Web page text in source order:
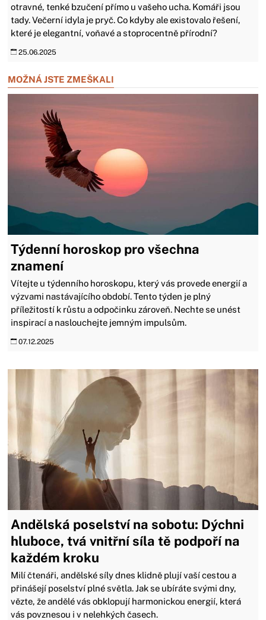
otravné, tenké bzučení přímo u vašeho ucha. Komáři jsou
tady. Večerní idyla je pryč. Co kdyby ale existovalo řešení,
které je elegantní, voňavé a stoprocentně přírodní?
25.06.2025
MOŽNÁ JSTE ZMEŠKALI
Týdenní horoskop pro všechna
znamení
Vítejte u týdenního horoskopu, který vás provede energií a
výzvami nastávajícího období. Tento týden je plný
příležitostí k růstu a odpočinku zároveň. Nechte se unést
inspirací a naslouchejte jemným impulsům.
07.12.2025
Andělská poselství na sobotu: Dýchni
hluboce, tvá vnitřní síla tě podpoří na
každém kroku
Milí čtenáři, andělské síly dnes klidně plují vaší cestou a
přinášejí poselství plné světla. Jak se ubíráte svými dny,
vězte, že andělé vás obklopují harmonickou energií, která
vás povznesou i v nelehkých časech.